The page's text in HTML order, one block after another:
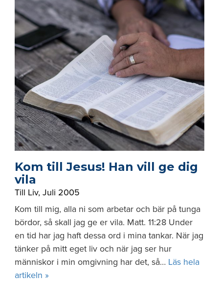
Kom till Jesus! Han vill ge dig
vila
Till Liv, Juli 2005
Kom till mig, alla ni som arbetar och bär på tunga
bördor, så skall jag ge er vila. Matt. 11:28 Under
en tid har jag haft dessa ord i mina tankar. När jag
tänker på mitt eget liv och när jag ser hur
människor i min omgivning har det, så… Läs hela
artikeln »